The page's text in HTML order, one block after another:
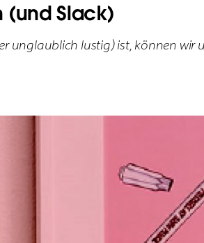
(und Slack)
unglaublich lustig) ist, können wir